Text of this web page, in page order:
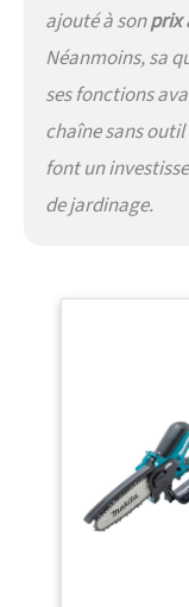
ajouté à sonprix
Néanmoins, sa
ses fonctions
chaîne sans
font un
de jardinage.